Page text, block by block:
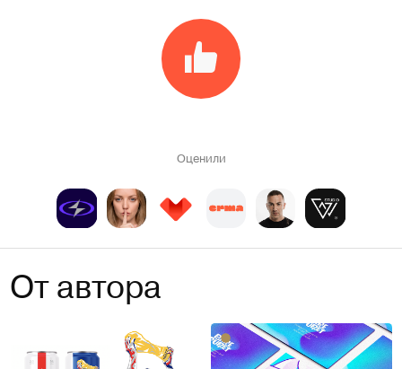
Оценили
От автора